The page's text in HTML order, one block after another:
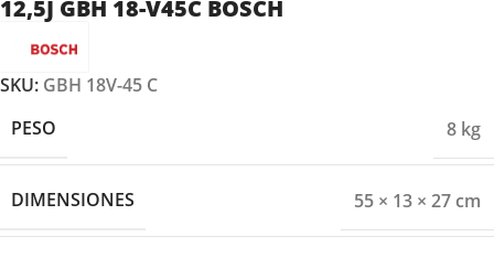
12,5J GBH 18-V45C BOSCH
SKU: GBH 18V-45 C
PESO
8 kg
DIMENSIONES 55 × 13 × 27 cm